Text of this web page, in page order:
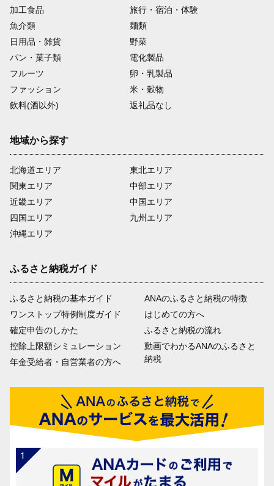
加工食品
旅行・宿泊・体験
魚介類
麺類
日用品・雑貨
野菜
パン・菓子類
電化製品
フルーツ
卵・乳製品
ファッション
米・穀物
飲料(酒以外)
返礼品なし
地域から探す
北海道エリア
関東エリア
近畿エリア
四国エリア
沖縄エリア
東北エリア
中部エリア
中国エリア
九州エリア
ふるさと納税ガイド
ふるさと納税の基本ガイド
ワンストップ特例制度ガイド
確定申告のしかた
控除上限額シミュレーション
年金受給者・自営業者の方へ
ANAのふるさと納税の特徴
はじめての方へ
ふるさと納税の流れ
動画でわかるANAのふるさと
納税